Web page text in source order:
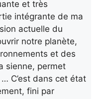
et très
intégrante de ma
actuelle du
notre planète,
et des
sienne, permet
C’est dans cet état
fini par